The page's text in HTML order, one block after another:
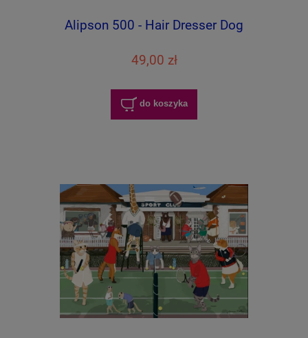
Alipson 500 - Hair Dresser Dog
49,00 zł
do koszyka